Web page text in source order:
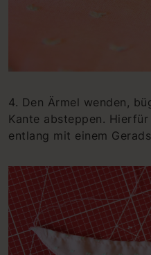
4. Den Ärmel wenden,
Kante absteppen.
entlang mit einem